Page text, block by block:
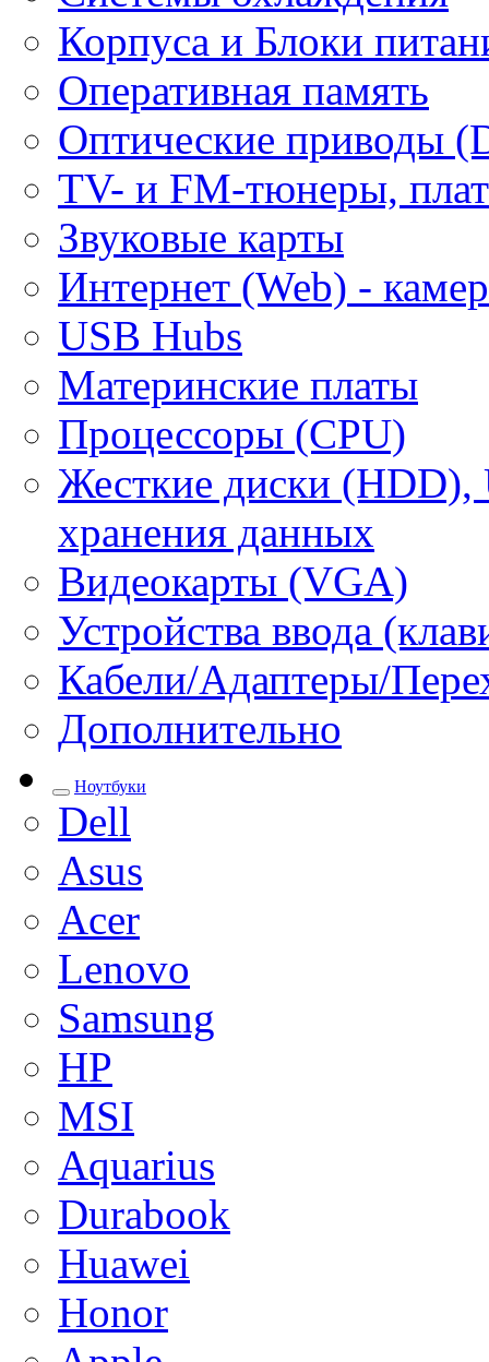
Корпуса и Блоки
Оперативная память
Оптические приводы
ТV- и FM-тюнеры,
Звуковые карты
Интернет (Web) -
USB Hubs
Материнские платы
Процессоры (CPU)
Жесткие диски (HDD),
хранения данных
Видеокарты (VGA)
Устройства ввода
Кабели/Адаптеры/
Дополнительно
Ноутбуки
Dell
Asus
Acer
Lenovo
Samsung
HP
MSI
Aquarius
Durabook
Huawei
Honor